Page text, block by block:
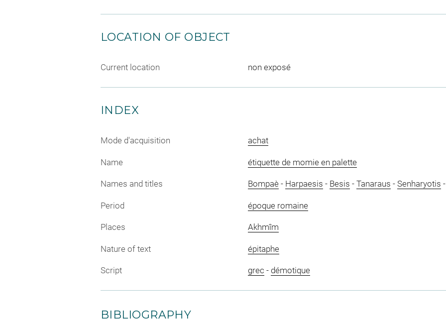
LOCATION OF OBJECT
Current location non exposé
INDEX
Mode d'acquisition achat
Name étiquette de momie en palette
Names and titles Bompaè- Harpaesis - Besis - Tanaraus - Senharyotis
Period époque romaine
Places Akhmîm
Nature of text épitaphe
Script grec - démotique
BIBLIOGRAPHY